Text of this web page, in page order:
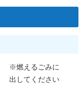
※燃えるごみに
出してください